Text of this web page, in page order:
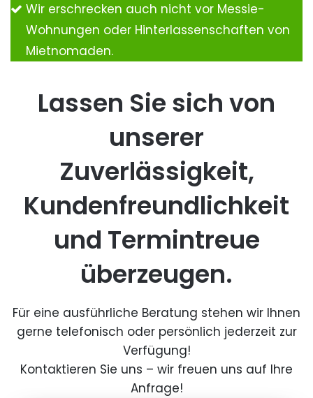
Wir erschrecken auch nicht vor Messie-
Wohnungen oder Hinterlassenschaften von
Mietnomaden.
Lassen Sie sich von
unserer
Zuverlässigkeit,
Kundenfreundlichkeit
und Termintreue
überzeugen.
Für eine ausführliche Beratung stehen wir Ihnen
gerne telefonisch oder persönlich jederzeit zur
Verfügung!
Kontaktieren Sie uns – wir freuen uns auf Ihre
Anfrage!